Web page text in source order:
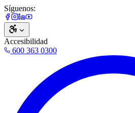
Síguenos:
Accesibilidad
600 363 0300